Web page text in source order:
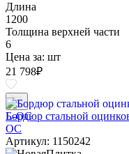
Длина
1200
Толщина верхней части
6
Цена за: шт
21 798₽
Бордюр стальной
ОС
Артикул: 1150242